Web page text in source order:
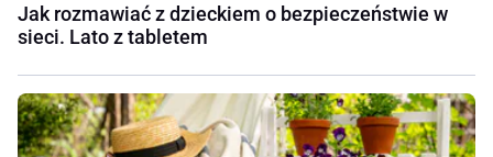
Jak rozmawiać z dzieckiem o bezpieczeństwie w
sieci. Lato z tabletem